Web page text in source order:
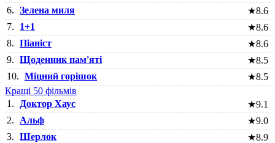
6. Зелена миля ★8.6
7.
1+1 ★8.6
8. Піаніст ★8.6
9. Щоденник пам'яті ★8.5
10. Міцний горішок ★8.5
Кращі 50 фільмів
1.
Доктор Хаус ★9.1
2.
Альф ★9.0
3. Шерлок ★8.9